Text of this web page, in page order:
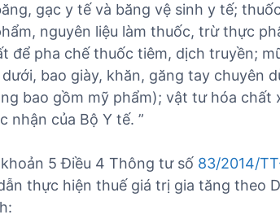
gạc y tế và băng vệ sinh y tế;
nguyên liệu làm thuốc, trừ thực
để pha chế thuốc tiêm, dịch truyền;
bao giày, khăn, găng tay chuyên
bao gồm mỹ phẩm); vật tư hóa
nhận của Bộ Y tế. ”
5 Điều 4 Thông tư số 83/2014/
thực hiện thuế giá trị gia tăng theo